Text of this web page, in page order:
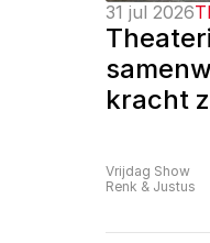
31 jul 2026
kracht
Vrijdag Show
Renk & Justus